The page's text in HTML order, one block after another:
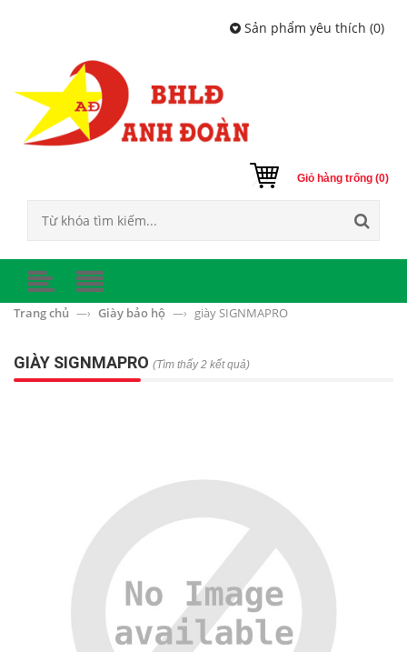
Sản phẩm yêu thích (0)
Giỏ hàng trống (0)
Trang chủ —› Giày bảo hộ —› giày SIGNMAPRO
GIÀY SIGNMAPRO (Tìm thấy 2 kết quả)